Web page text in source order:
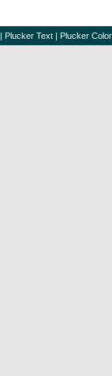
| Plucker Text | Plucker Color